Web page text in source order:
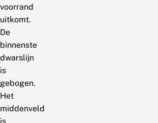
voorrand
uitkomt.
De
binnenste
dwarslijn
is
gebogen.
Het
middenveld